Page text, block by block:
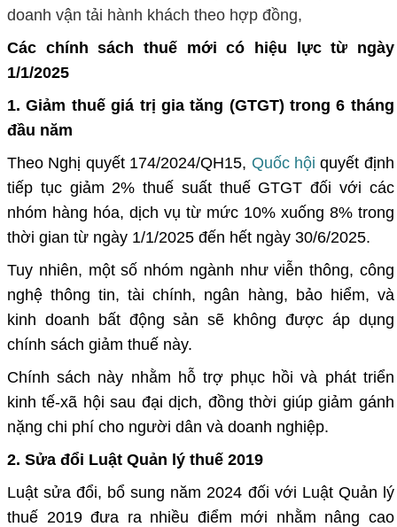
doanh vận tải hành khách theo hợp đồng,
Các chính sách thuế mới có hiệu lực từ ngày
1/1/2025
1. Giảm thuế giá trị gia tăng (GTGT) trong 6 tháng
đầu năm
Theo Nghị quyết 174/2024/QH15, Quốc hội quyết định
tiếp tục giảm 2% thuế suất thuế GTGT đối với các
nhóm hàng hóa, dịch vụ từ mức 10% xuống 8% trong
thời gian từ ngày 1/1/2025 đến hết ngày 30/6/2025.
Tuy nhiên, một số nhóm ngành như viễn thông, công
nghệ thông tin, tài chính, ngân hàng, bảo hiểm, và
kinh doanh bất động sản sẽ không được áp dụng
chính sách giảm thuế này.
Chính sách này nhằm hỗ trợ phục hồi và phát triển
kinh tế-xã hội sau đại dịch, đồng thời giúp giảm gánh
nặng chi phí cho người dân và doanh nghiệp.
2. Sửa đổi Luật Quản lý thuế 2019
Luật sửa đổi, bổ sung năm 2024 đối với Luật Quản lý
thuế 2019 đưa ra nhiều điểm mới nhằm nâng cao